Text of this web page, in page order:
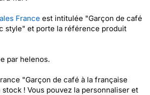
France est intitulée "Garçon de café
style" et porte la référence produit
par helenos.
"Garçon de café à la française
! Vous pouvez la personnaliser et